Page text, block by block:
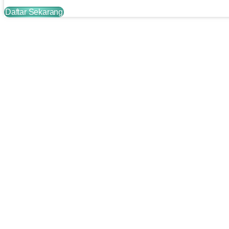
Daftar Sekarang